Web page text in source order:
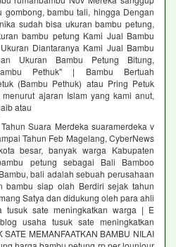
gombong, bambu tali, hingga Dengan
sudah bisa ukuran bambu petung,
bambu petung Kami Jual Bambu
Diantaranya Kami Jual Bambu
Ukuran Bambu Petung Bitung,
Pethuk" | Bambu Bertuah
(Bambu Pethuk) atau Pring Petuk
ajaran Islam yang kami anut,
atau
Suara Merdeka suaramerdeka v
Tahun Feb Magelang, CyberNews
besar, banyak warga Kabupaten
petung sebagai Bali Bamboo
bali adalah sebuah perusahaan
bambu siap olah Berdiri sejak tahun
Satya dan didukung oleh para ahli
tusuk sate meningkatkan warga | E
usaha tusuk sate meningkatkan
MEMANFAATKAN BAMBU NILAI